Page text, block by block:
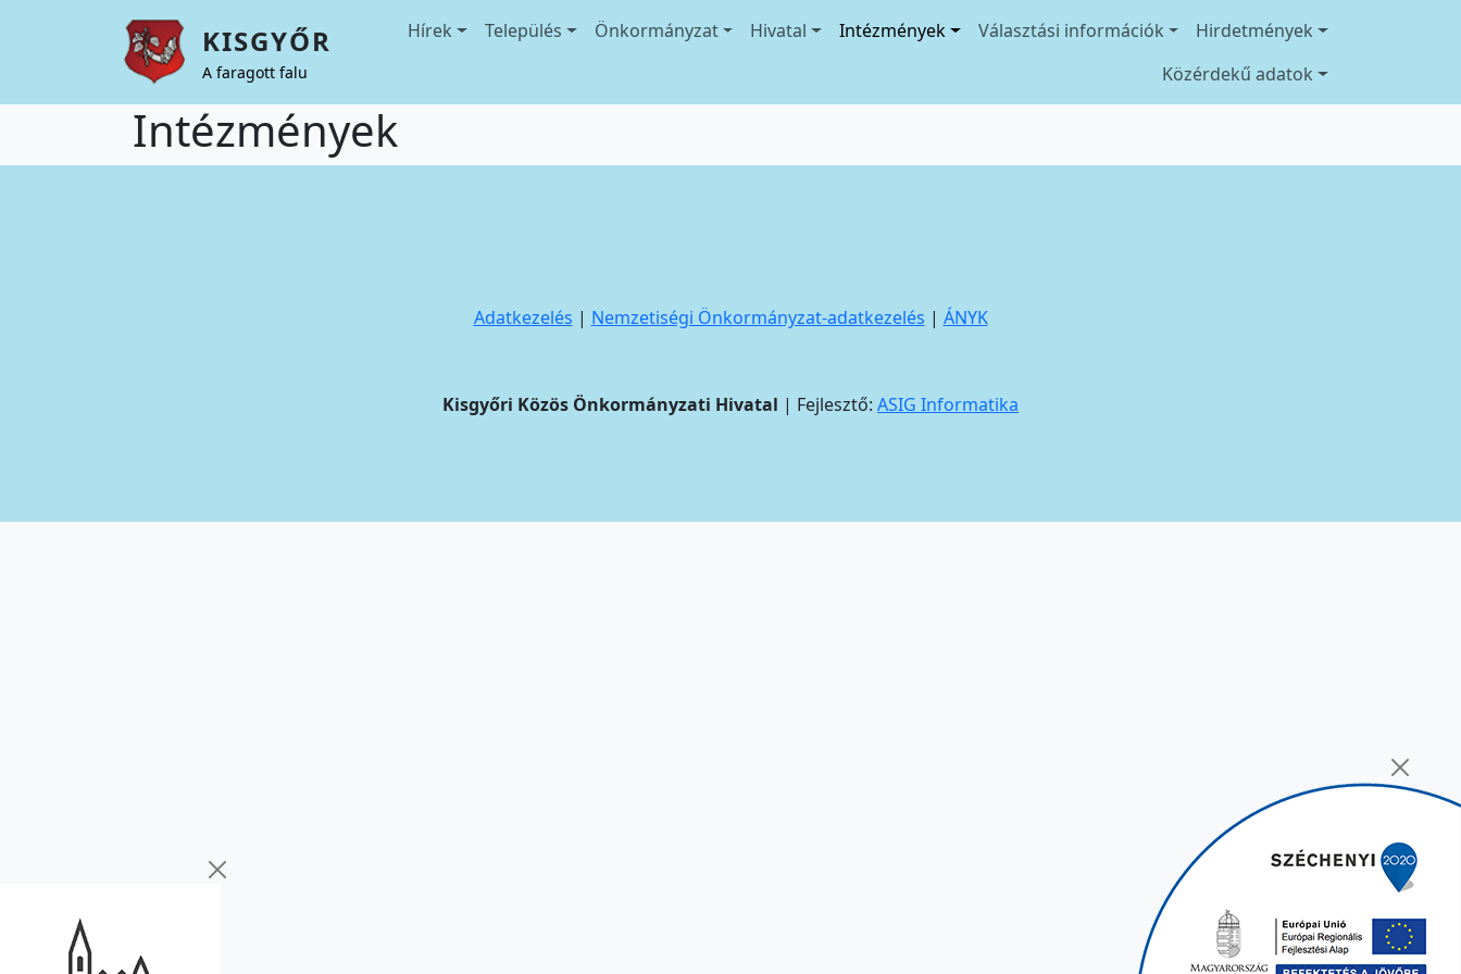
KISGYŐR
A faragott falu
Fő navigáció
Hírek Település Önkormányzat Hivatal Intézmények Választási információk
Hirdetmények
Közérdekű adatok
Intézmények
Adatkezelés | Nemzetiségi Önkormányzat-adatkezelés | ÁNYK
Kisgyőri Közös Önkormányzati Hivatal | Fejlesztő: ASIG Informatika